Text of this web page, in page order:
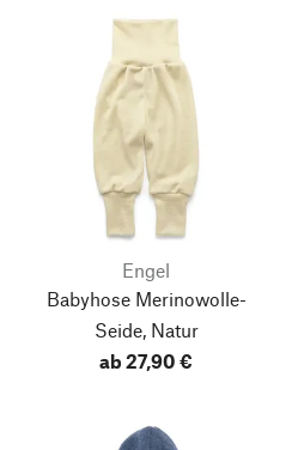
Engel
Babyhose Merinowolle-
Seide, Natur
ab 27,90 €